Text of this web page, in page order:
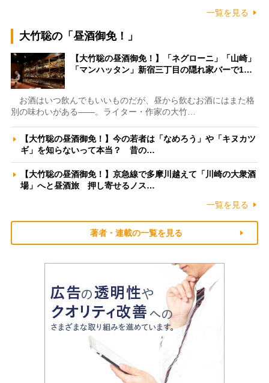
一覧を見る
大竹聡の「昼酒御免！」
【大竹聡の昼酒御免！】「ネグローニ」「山崎」
「マンハッタン」新宿三丁目の隠れ家バーで1…
お酒はいつ飲んでもいいものだが、昼から飲むお酒にはまた格
別の味わいがある――。ライター・作家の大竹…
【大竹聡の昼酒御免！】今の若者は「なめろう」や「キヌカツ
ギ」を知らないって本当？ 昔の…
【大竹聡の昼酒御免！】京急線で多摩川越えて「川崎の大衆酒
場」へと昼酒旅 押し寄せるノス…
一覧を見る
著者・連載の一覧を見る